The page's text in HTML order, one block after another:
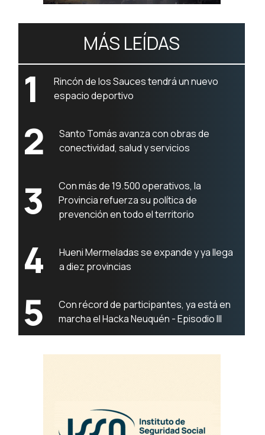
MÁS LEÍDAS
1
Rincón de los Sauces tendrá un nuevo
espacio deportivo
2
Santo Tomás avanza con obras de
conectividad, salud y servicios
3
Con más de 19.500 operativos, la
Provincia refuerza su política de
prevención en todo el territorio
4
Hueni Mermeladas se expande y ya llega
a diez provincias
5
Con récord de participantes, ya está en
marcha el Hacka Neuquén - Episodio III